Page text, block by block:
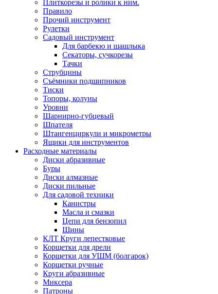
Плиткорезы и ролики к ним.
Правило
Прочий инструмент
Рулетки
Садовый инструмент
Для барбекю и шашлыка
Секаторы, сучкорезы
Тачки
Струбцины
Съёмники подшипников
Тиски
Топоры, колуны
Уровни
Шарнирно-губцевый
Шпателя
Штангенциркули и микрометры
Ящики для инструментов
Расходные материалы
Диски абразивные
Буры
Диски алмазные
Диски пильные
Для садовой техники
Канистры
Масла и смазки
Цепи для бензопил
Шины
КЛТ Круги лепестковые
Корщетки для дрели
Корщетки для УШМ (болгарок)
Корщетки ручные
Круги абразивные
Миксера
Патроны